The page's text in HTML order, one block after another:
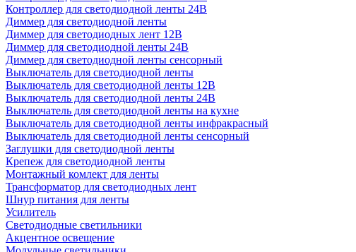
Контроллер для светодиодной ленты 24В
Диммер для светодиодной ленты
Диммер для светодиодных лент 12В
Диммер для светодиодной ленты 24В
Диммер для светодиодной ленты сенсорный
Выключатель для светодиодной ленты
Выключатель для светодиодной ленты 12В
Выключатель для светодиодной ленты 24В
Выключатель для светодиодной ленты на кухне
Выключатель для светодиодной ленты инфракрасный
Выключатель для светодиодной ленты сенсорный
Заглушки для светодиодной ленты
Крепеж для светодиодной ленты
Монтажный комлект для ленты
Трансформатор для светодиодных лент
Шнур питания для ленты
Усилитель
Светодиодные светильники
Акцентное освещение